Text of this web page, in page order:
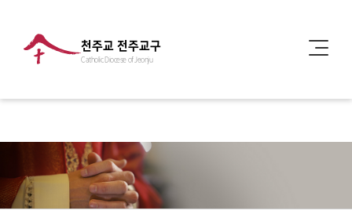
천주교 전주교구
Catholic Diocese of Jeonju